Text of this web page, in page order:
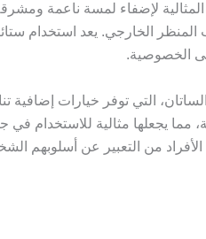
لإضفاء لمسة ناعمة
الخارجي. يعد استخدام
الخصوصية.
التي توفر خيارات إضافية
مما يجعلها مثالية للاستخدام في
من التعبير عن أسلوبهم